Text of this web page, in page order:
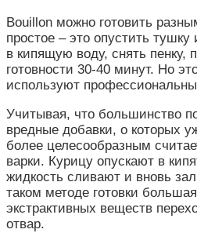
Bouillon можно готовить
простое – это опустить
в кипящую воду, снять пенку,
готовности 30-40 минут. Но
используют
Учитывая, что большинство
вредные добавки, о которых
более целесообразным
варки. Курицу опускают в
жидкость сливают и вновь
таком методе готовки
экстрактивных веществ
отвар.